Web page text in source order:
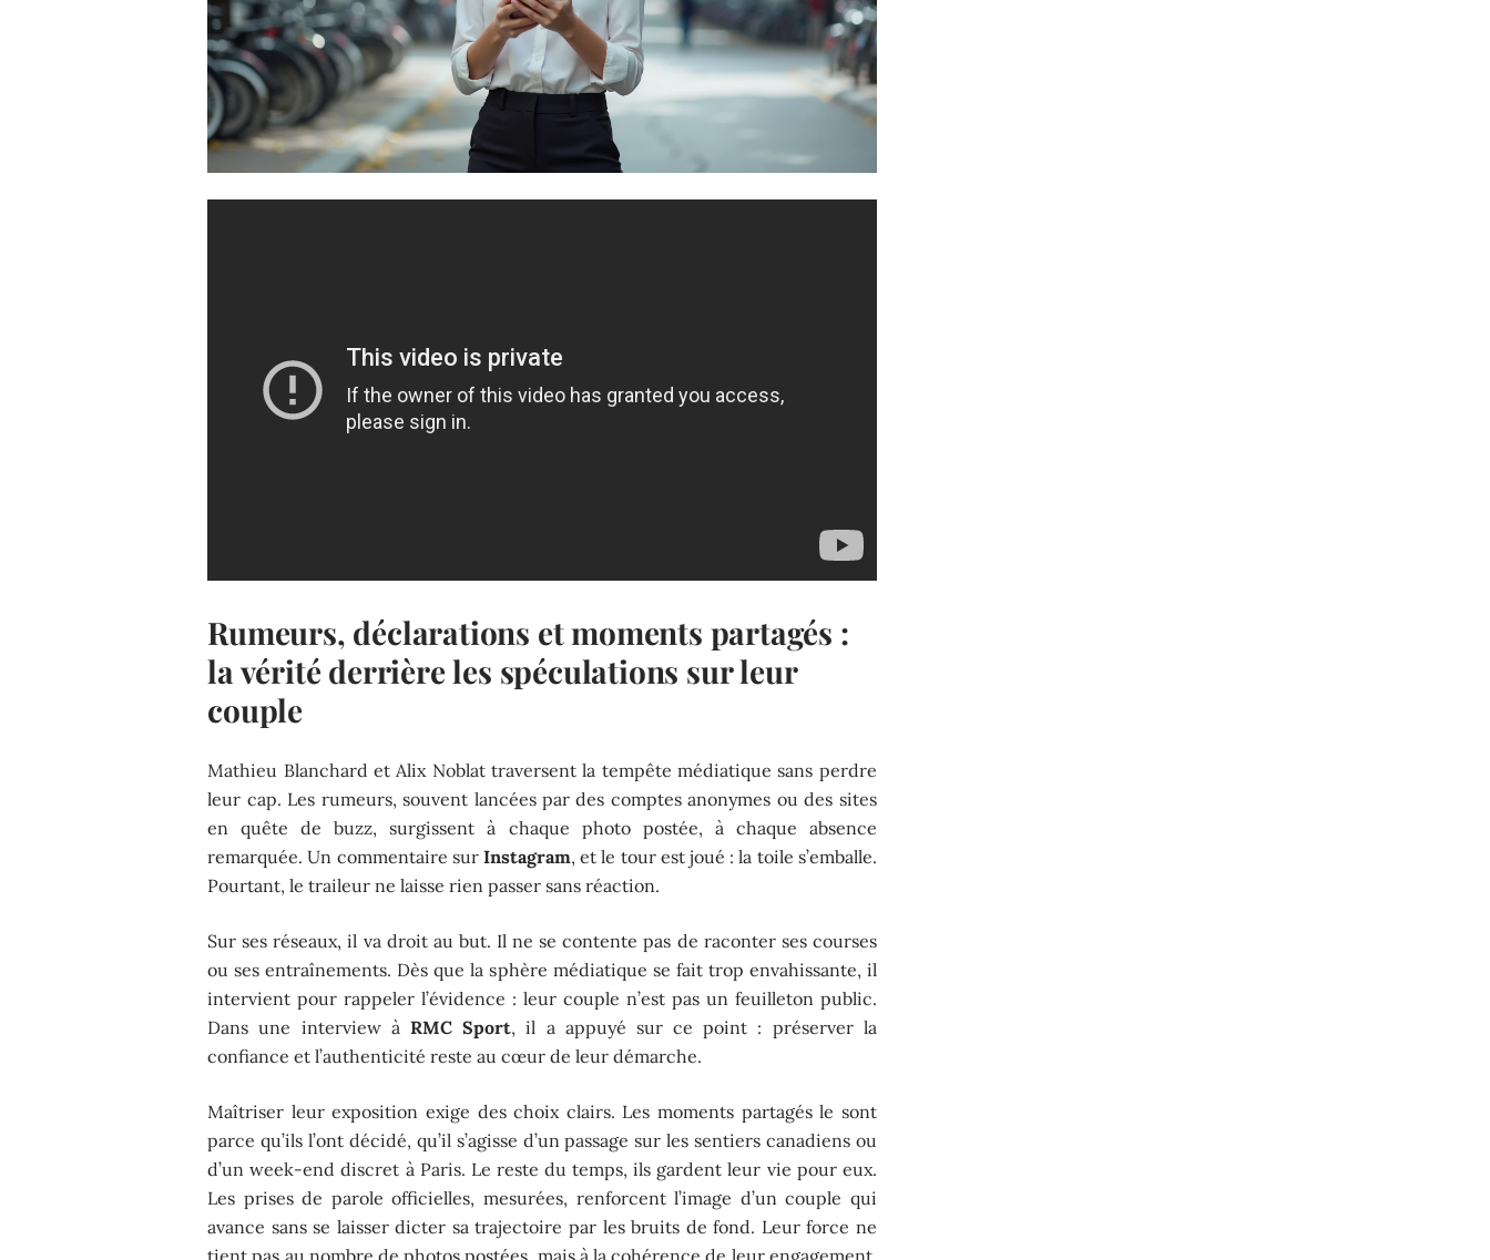
Rumeurs, déclarations et moments partagés :
la vérité derrière les spéculations sur leur
couple
Mathieu Blanchard et Alix Noblat traversent la tempête médiatique sans perdre
leur cap. Les rumeurs, souvent lancées par des comptes anonymes ou des sites
en quête de buzz, surgissent à chaque photo postée, à chaque absence
remarquée. Un commentaire sur Instagram, et le tour est joué : la toile s’emballe.
Pourtant, le traileur ne laisse rien passer sans réaction.
Sur ses réseaux, il va droit au but. Il ne se contente pas de raconter ses courses
ou ses entraînements. Dès que la sphère médiatique se fait trop envahissante, il
intervient pour rappeler l’évidence : leur couple n’est pas un feuilleton public.
Dans une interview à RMC Sport, il a appuyé sur ce point : préserver la
confiance et l’authenticité reste au cœur de leur démarche.
Maîtriser leur exposition exige des choix clairs. Les moments partagés le sont
parce qu’ils l’ont décidé, qu’il s’agisse d’un passage sur les sentiers canadiens ou
d’un week-end discret à Paris. Le reste du temps, ils gardent leur vie pour eux.
Les prises de parole officielles, mesurées, renforcent l’image d’un couple qui
avance sans se laisser dicter sa trajectoire par les bruits de fond. Leur force ne
tient pas au nombre de photos postées, mais à la cohérence de leur engagement,